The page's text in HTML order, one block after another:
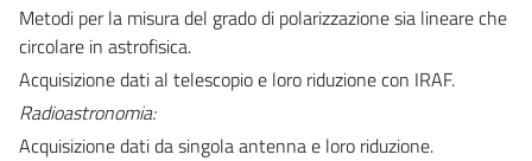
Metodi per la misura del grado di polarizzazione sia lineare che
circolare in astrofisica.
Acquisizione dati al telescopio e loro riduzione con IRAF.
Radioastronomia:
Acquisizione dati da singola antenna e loro riduzione.